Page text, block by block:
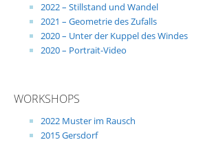
2022 – Stillstand und Wandel
2021 – Geometrie des Zufalls
2020 – Unter der Kuppel des Windes
2020 – Portrait-Video
WORKSHOPS
2022 Muster im Rausch
2015 Gersdorf